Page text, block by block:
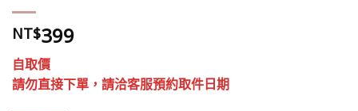
NT$399
自取價
請勿直接下單，請洽客服預約取件日期